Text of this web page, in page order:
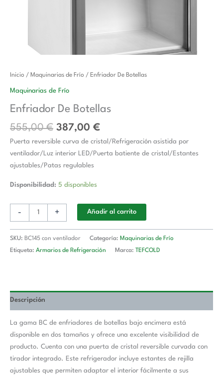
Inicio / Maquinarias de Frío / Enfriador De Botellas
Maquinarias de Frío
Enfriador De Botellas
555,00€
El
precio
era:
555,00 €.
387,00 €
El
es:
387,00 €.
Puerta reversible curva de cristal/Refrigeración asistida por
ventilador/Luz interior LED/Puerta batiente de cristal/Estantes
ajustables/Patas regulables
Disponibilidad: 5 disponibles
-
Enfriador
De
cantidad
+ Añadir al carrito
SKU: BC145 con ventilador Categoría: Maquinarias de Frío
Etiqueta: Armarios de Refrigeración Marca: TEFCOLD
Descripción
La gama BC de enfriadores de botellas bajo encimera está
disponible en dos tamaños y ofrece una excelente visibilidad de
producto. Cuenta con una puerta de cristal reversible curvada con
tirador integrado. Este refrigerador incluye estantes de rejilla
ajustables que permiten adaptar el interior fácilmente a sus